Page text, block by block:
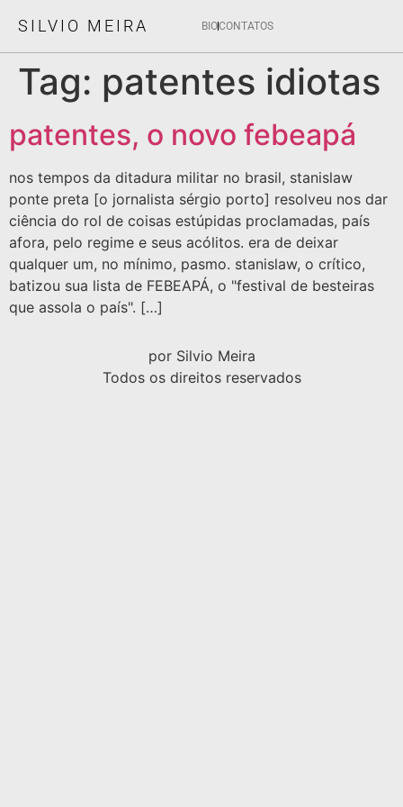
SILVIO MEIRA BIOCONTATOS
Tag: patentes idiotas
patentes, o novo febeapá
nos tempos da ditadura militar no brasil, stanislaw
ponte preta [o jornalista sérgio porto] resolveu nos dar
ciência do rol de coisas estúpidas proclamadas, país
afora, pelo regime e seus acólitos. era de deixar
qualquer um, no mínimo, pasmo. stanislaw, o crítico,
batizou sua lista de FEBEAPÁ, o "festival de besteiras
que assola o país". […]
por Silvio Meira
Todos os direitos reservados